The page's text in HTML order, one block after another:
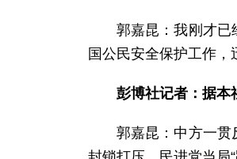
郭嘉昆：我刚才已
国公民安全保护工作
彭博社记者：据本
郭嘉昆：中方一贯